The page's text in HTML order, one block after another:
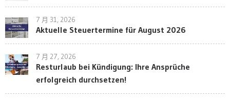
7 月 31, 2026
Aktuelle Steuertermine für August 2026
7 月 27, 2026
Resturlaub bei Kündigung: Ihre Ansprüche
erfolgreich durchsetzen!